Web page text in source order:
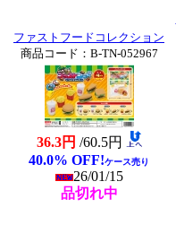
ファストフードコレクション
商品コード：B-TN-052967
36.3円 /60.5円
40.0% OFF!ケース売り
26/01/15
品切れ中